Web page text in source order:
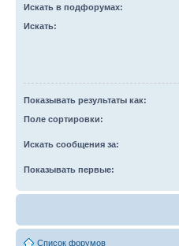
Искать в подфорумах:
Искать:
Показывать результаты как:
Поле сортировки:
Искать сообщения за:
Показывать первые:
Список форумов